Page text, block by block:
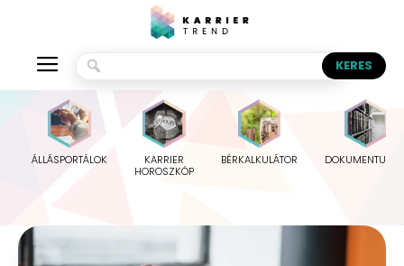
ÁLLÁSPORTÁLOK
KARRIER
HOROSZKÓP
BÉRKALKULÁTOR